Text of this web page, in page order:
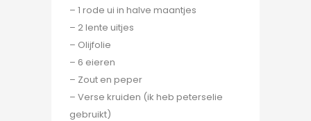
– 1 rode ui in halve maantjes
– 2 lente uitjes
– Olijfolie
– 6 eieren
– Zout en peper
– Verse kruiden (ik heb peterselie
gebruikt)